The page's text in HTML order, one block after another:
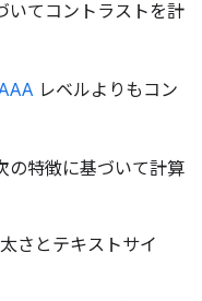
いてコントラストを計
レベルよりもコン
の特徴に基づいて計算
さとテキストサイ